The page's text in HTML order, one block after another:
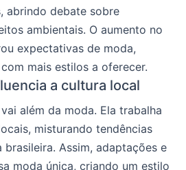
abrindo debate sobre
ambientais. O aumento no
expectativas de moda,
mais estilos a oferecer.
a cultura local
além da moda. Ela trabalha
misturando tendências
Assim, adaptações e
moda única, criando um estilo